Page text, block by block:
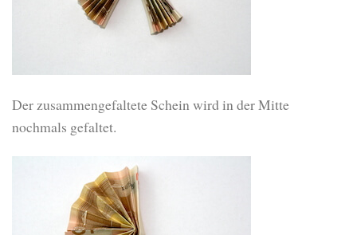
Der zusammengefaltete Schein wird in der Mitte
nochmals gefaltet.